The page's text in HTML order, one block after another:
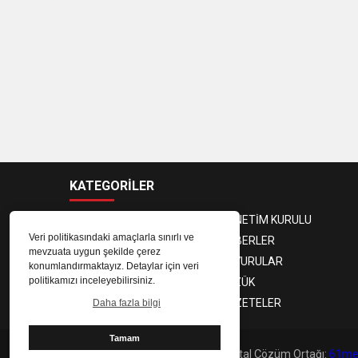
Veri politikasındaki amaçlarla sınırlı ve
mevzuata uygun şekilde çerez
konumlandırmaktayız. Detaylar için veri
politikamızı inceleyebilirsiniz.
Daha fazla bilgi
Tamam
KATEGORİLER
YÖNETİM KURULU
DENETLEME KURULU
HABERLER
SPOR
DUYURULAR
KÜNYE
TÜZÜK
YAZARLAR
GAZETELER
Copyright © 2025 abb61.com | Dijital Çözüm Ortağı: